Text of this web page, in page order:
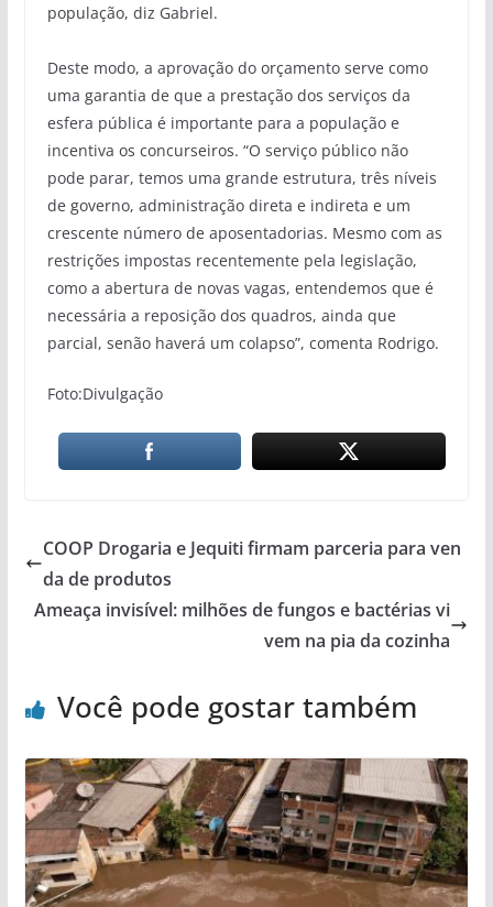
população, diz Gabriel.
Deste modo, a aprovação do orçamento serve como
uma garantia de que a prestação dos serviços da
esfera pública é importante para a população e
incentiva os concurseiros. “O serviço público não
pode parar, temos uma grande estrutura, três níveis
de governo, administração direta e indireta e um
crescente número de aposentadorias. Mesmo com as
restrições impostas recentemente pela legislação,
como a abertura de novas vagas, entendemos que é
necessária a reposição dos quadros, ainda que
parcial, senão haverá um colapso”, comenta Rodrigo.
Foto:Divulgação
COOP Drogaria e Jequiti firmam parceria para ven
da de produtos
Ameaça invisível: milhões de fungos e bactérias vi
vem na pia da cozinha
Você pode gostar também